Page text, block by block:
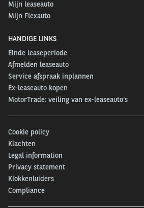
Mijn leaseauto
Mijn Flexauto
HANDIGE LINKS
Einde leaseperiode
Afmelden leaseauto
Service afspraak inplannen
Ex-leaseauto kopen
MotorTrade: veiling van ex-leaseauto’s
Cookie policy
Klachten
Legal information
Privacy statement
Klokkenluiders
Compliance